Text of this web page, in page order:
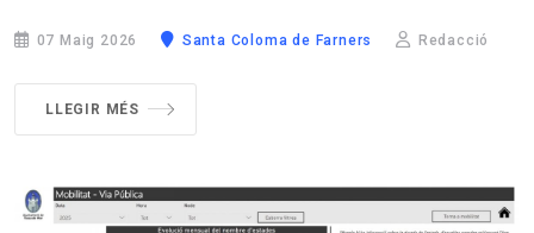
07 Maig 2026 Santa Coloma de Farners Redacció
LLEGIR MÉS